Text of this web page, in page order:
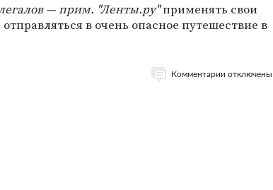
— прим. "Ленты.ру"применять свои
в очень опасное путешествие в
Комментарии отключены